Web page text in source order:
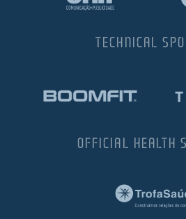
TECHNICAL
OFFICIAL HEALTH